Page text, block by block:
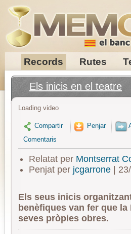
Records Rutes
Els inicis en el teatre
Loading video
Compartir Penjar
Comentaris
Relatat per Montserrat
Penjat per jcgarrone|
Els seus inicis
benèfiques van fer que
seves pròpies obres.